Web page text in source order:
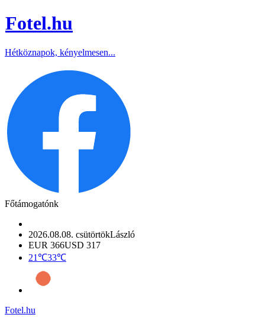
Fotel.hu
Hétköznapok, kényelmesen...
Főtámogatónk
2026.08.08. csütörtökLászló
EUR 366USD 317
21℃33℃
Fotel.hu